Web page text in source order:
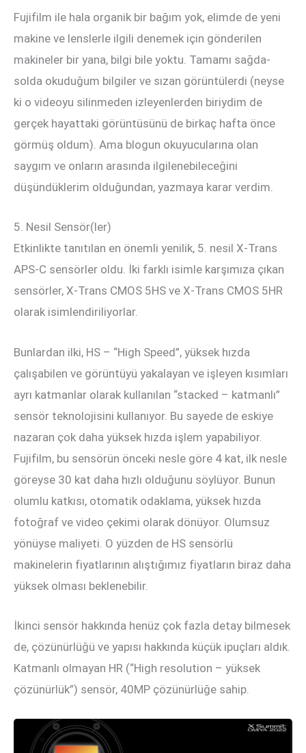
Fujifilm ile hala organik bir bağım yok, elimde de yeni
makine ve lenslerle ilgili denemek için gönderilen
makineler bir yana, bilgi bile yoktu. Tamamı sağda-
solda okuduğum bilgiler ve sızan görüntülerdi (neyse
ki o videoyu silinmeden izleyenlerden biriydim de
gerçek hayattaki görüntüsünü de birkaç hafta önce
görmüş oldum). Ama blogun okuyucularına olan
saygım ve onların arasında ilgilenebileceğini
düşündüklerim olduğundan, yazmaya karar verdim.
5. Nesil Sensör(ler)
Etkinlikte tanıtılan en önemli yenilik, 5. nesil X-Trans
APS-C sensörler oldu. İki farklı isimle karşımıza çıkan
sensörler, X-Trans CMOS 5HS ve X-Trans CMOS 5HR
olarak isimlendiriliyorlar.
Bunlardan ilki, HS – “High Speed”, yüksek hızda
çalışabilen ve görüntüyü yakalayan ve işleyen kısımları
ayrı katmanlar olarak kullanılan “stacked – katmanlı”
sensör teknolojisini kullanıyor. Bu sayede de eskiye
nazaran çok daha yüksek hızda işlem yapabiliyor.
Fujifilm, bu sensörün önceki nesle göre 4 kat, ilk nesle
göreyse 30 kat daha hızlı olduğunu söylüyor. Bunun
olumlu katkısı, otomatik odaklama, yüksek hızda
fotoğraf ve video çekimi olarak dönüyor. Olumsuz
yönüyse maliyeti. O yüzden de HS sensörlü
makinelerin fiyatlarının alıştığımız fiyatların biraz daha
yüksek olması beklenebilir.
İkinci sensör hakkında henüz çok fazla detay bilmesek
de, çözünürlüğü ve yapısı hakkında küçük ipuçları aldık.
Katmanlı olmayan HR (“High resolution – yüksek
çözünürlük”) sensör, 40MP çözünürlüğe sahip.